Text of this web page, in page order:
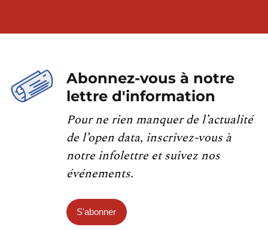
Abonnez-vous à notre
lettre d'information
Pour ne rien manquer de l’actualité
de l’open data, inscrivez-vous à
notre infolettre et suivez nos
événements.
S'abonner